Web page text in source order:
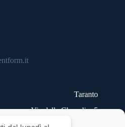
Taranto
Via delle Cheradi n.5